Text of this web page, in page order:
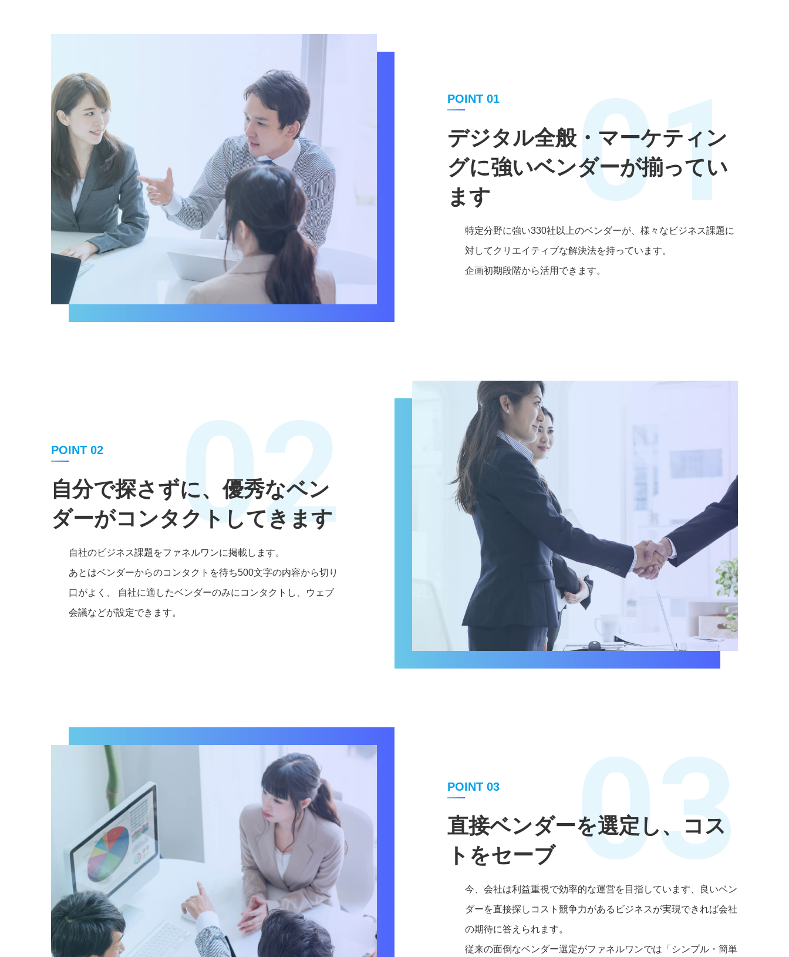
POINT 01
デジタル全般・マーケティン
グに強いベンダーが揃ってい
ます
01
特定分野に強い330社以上のベンダーが、様々なビジネス課題に
対してクリエイティブな解決法を持っています。
企画初期段階から活用できます。
POINT 02
自分で探さずに、優秀なベン
ダーがコンタクトしてきます
02
自社のビジネス課題をファネルワンに掲載します。
あとはベンダーからのコンタクトを待ち500文字の内容から切り
口がよく、 自社に適したベンダーのみにコンタクトし、ウェブ
会議などが設定できます。
POINT 03
直接ベンダーを選定し、コス
トをセーブ
03
今、会社は利益重視で効率的な運営を目指しています、良いベン
ダーを直接探しコスト競争力があるビジネスが実現できれば会社
の期待に答えられます。
従来の面倒なベンダー選定がファネルワンでは「シンプル・簡単